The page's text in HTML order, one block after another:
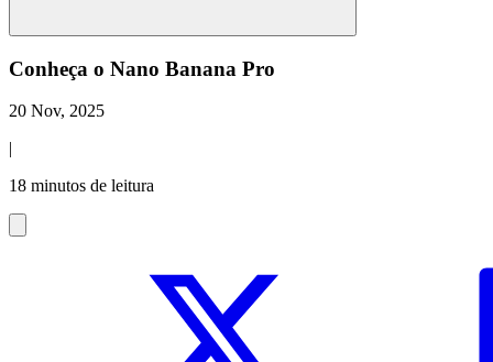
Conheça o Nano Banana Pro
20 Nov, 2025
|
18 minutos de leitura